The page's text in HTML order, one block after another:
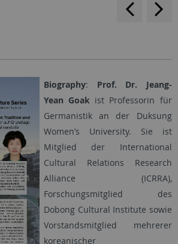
Biography:
Prof. Dr. Jeang-
Yean Goak ist Professorin für
Germanistik an der Duksung
Women’s University. Sie ist
Mitglied der International
Cultural Relations Research
Alliance (ICRRA),
Forschungsmitglied des
Dobong Cultural Institute sowie
Vorstandsmitglied mehrerer
koreanischer